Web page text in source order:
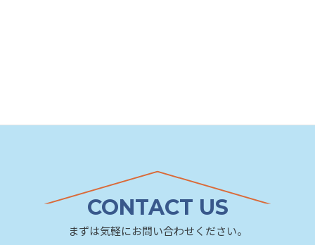
CONTACT US
まずは気軽にお問い合わせください。